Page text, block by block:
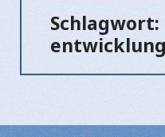
Schlagwort: